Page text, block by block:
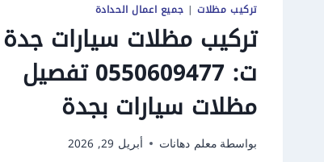
تركيب مظلات| جميع اعمال الحدادة
تركيب مظلات سيارات جدة
ت: 0550609477 تفصيل
مظلات سيارات بجدة
بواسطة معلم دهانات أبريل 29, 2026